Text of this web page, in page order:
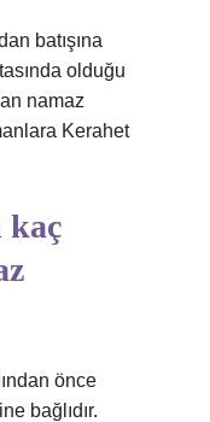
batışına
olduğu
namaz
Kerahet
kaç
önce
bağlıdır.